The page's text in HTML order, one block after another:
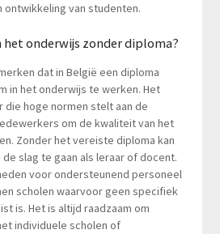
van studenten.
het onderwijs zonder diploma?
dat in België een diploma
in het onderwijs te werken. Het
hoge normen stelt aan de
om de kwaliteit van het
Zonder het vereiste diploma kan
slag te gaan als leraar of docent.
voor ondersteunend personeel
scholen waarvoor geen specifiek
is. Het is altijd raadzaam om
individuele scholen of